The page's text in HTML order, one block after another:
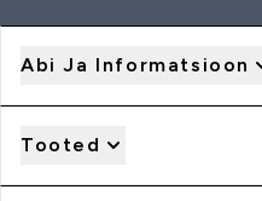
Abi Ja Informatsioon
Tooted